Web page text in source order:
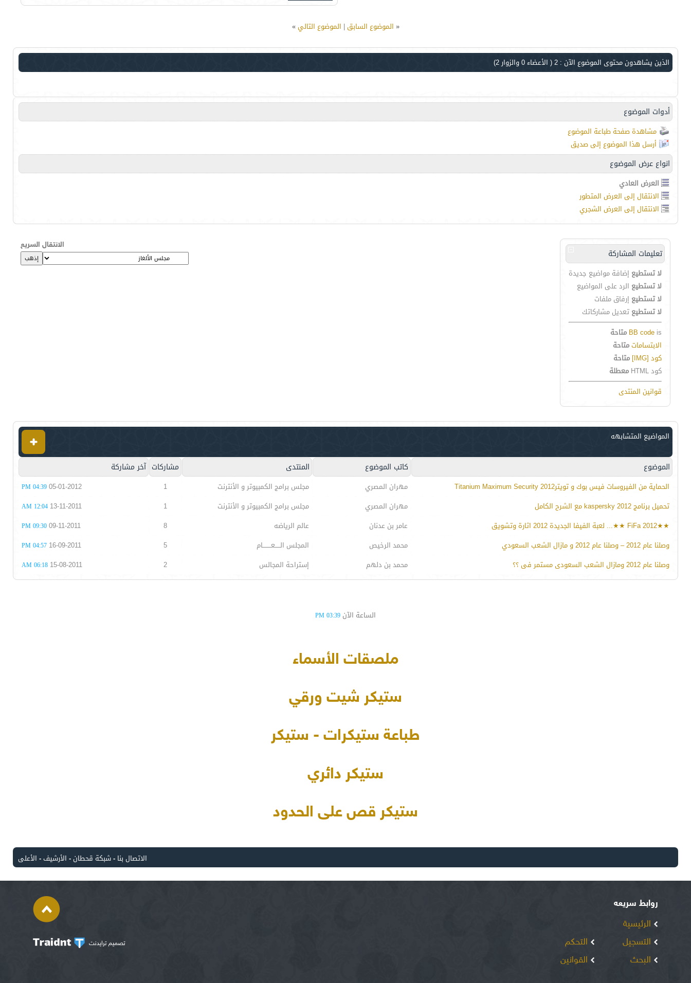
« الموضوع السابق| الموضوع التالي»
الذين يشاهدون محتوى الموضوع الآن : 2 ( الأعضاء 0 والزوار 2)
أدوات الموضوع
مشاهدة صفحة طباعة الموضوع
أرسل هذا الموضوع إلى صديق
انواع عرض الموضوع
العرض العادي
الانتقال إلى العرض المتطور
الانتقال إلى العرض الشجري
تعليمات المشاركة
لا تستطيع إضافة مواضيع جديدة
لا تستطيع الرد على المواضيع
لا تستطيع إرفاق ملفات
لا تستطيع تعديل مشاركاتك
BB code is
متاحة
الابتساماتمتاحة
كود [IMG]
متاحة
كود HTML
معطلة
قوانين المنتدى
الانتقال السريع
المواضيع المتشابهه
الموضوع كاتب الموضوع المنتدى مشاركات آخر مشاركة
الحماية من الفيروسات فيس بوك و تويترTitanium Maximum Security 2012 مهران المصري مجلس برامج الكمبيوتر و الأنترنت 1
05-01-2012
04:39 PM
تحميل برنامج kaspersky 2012 مع الشرح الكامل مهران المصري مجلس برامج الكمبيوتر و الأنترنت 1
13-11-2011
12:04 AM
★★FiFa 2012 ★★... لعبة الفيفا الجديدة 2012 اثارة وتشويق عامر بن عدنان عالم الرياضه 8
09-11-2011
09:30 PM
وصلنا عام 2012 – وصلنا عام 2012 و مازال الشعب السعودي محمد الرخيص المجلس الـــــعــــــــام 5
16-09-2011
04:57 PM
وصلنا عام 2012 ومازال الشعب السعودى مستمر فى ؟؟ محمد بن دلهم إستراحة المجالس 2
15-08-2011
06:18 AM
الساعة الآن 03:39 PM
ملصقات الأسماء
ستيكر شيت ورقي
طباعة ستيكرات - ستيكر
ستيكر دائري
ستيكر قص على الحدود
الاتصال بنا -شبكة قحطان- الأرشيف- الأعلى
روابط سريعه
الرئيسية
التسجيل
البحث
التحكم
القوانين